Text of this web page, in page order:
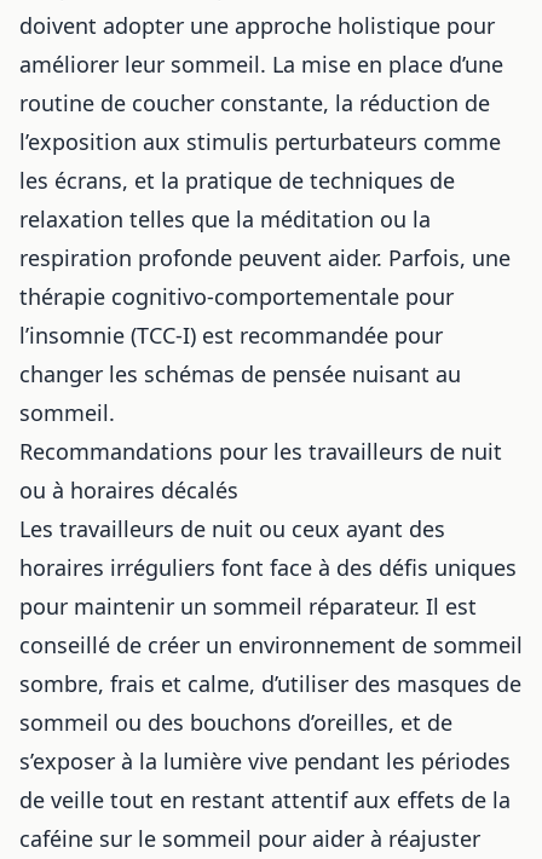
doivent adopter une approche holistique pour
améliorer leur sommeil. La mise en place d’une
routine de coucher constante, la réduction de
l’exposition aux stimulis perturbateurs comme
les écrans, et la pratique de techniques de
relaxation telles que la méditation ou la
respiration profonde peuvent aider. Parfois, une
thérapie cognitivo-comportementale pour
l’insomnie (TCC-I) est recommandée pour
changer les schémas de pensée nuisant au
sommeil.
Recommandations pour les travailleurs de nuit
ou à horaires décalés
Les travailleurs de nuit ou ceux ayant des
horaires irréguliers font face à des défis uniques
pour maintenir un sommeil réparateur. Il est
conseillé de créer un environnement de sommeil
sombre, frais et calme, d’utiliser des masques de
sommeil ou des bouchons d’oreilles, et de
s’exposer à la lumière vive pendant les périodes
de veille tout en restant attentif aux effets de la
caféine sur le sommeil pour aider à réajuster